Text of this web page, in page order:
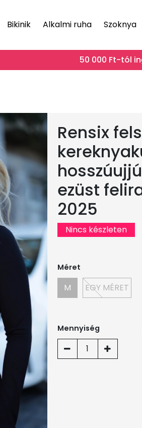
Bikinik Alkalmi ruha Szoknya
50 000 Ft-tól
Rensix
ezüst
2025
Nincs készleten
Méret
M EGY MÉRET
Mennyiség
1